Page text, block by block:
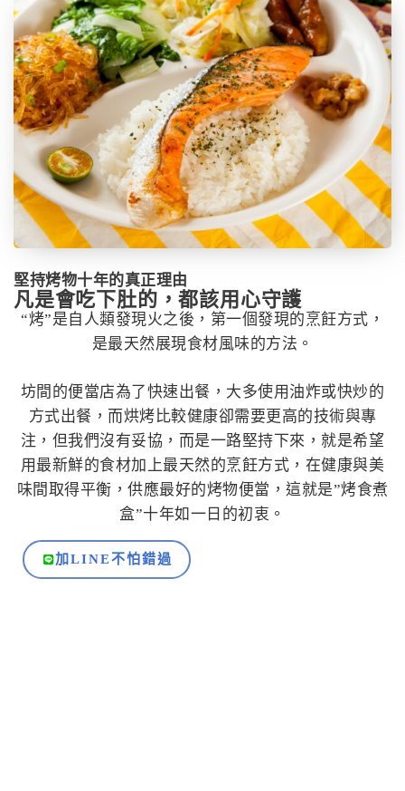
堅持烤物十年的真正理由
凡是會吃下肚的，都該用心守護
“烤”是自人類發現火之後，第一個發現的烹飪方式，
是最天然展現食材風味的方法。
坊間的便當店為了快速出餐，大多使用油炸或快炒的
方式出餐，而烘烤比較健康卻需要更高的技術與專
注，但我們沒有妥協，而是一路堅持下來，就是希望
用最新鮮的食材加上最天然的烹飪方式，在健康與美
味間取得平衡，供應最好的烤物便當，這就是”烤食煮
盒”十年如一日的初衷。
加LINE不怕錯過